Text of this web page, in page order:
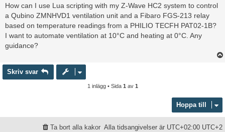
l
ä
g
g
How can I use Lua scripting with my Z-Wave HC2 system to control
a Qubino ZMNHVD1 ventilation unit and a Fibaro FGS-213 relay
based on temperature readings from a PHILIO TECFH PAT02-1B?
I want to automate ventilation at 10°C and heating at 0°C. Any
guidance?
Skriv svar
1 inlägg • Sida 1 av 1
Hoppa till
Alla tidsangivelser är UTC+02:00 UTC+2
Ta bort alla kakor